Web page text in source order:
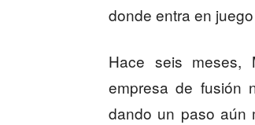
donde entra en
Hace seis meses,
empresa de fusión
dando un paso